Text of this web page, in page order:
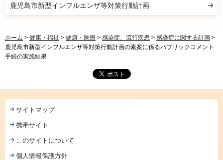
鹿児島市新型インフルエンザ等対策行動計画
ホーム > 健康・福祉 > 健康・医療 > 感染症、流行疾患 > 感染症に関する計画 >
鹿児島市新型インフルエンザ等対策行動計画の素案に係るパブリックコメント
手続の実施結果
サイトマップ
携帯サイト
このサイトについて
個人情報保護方針